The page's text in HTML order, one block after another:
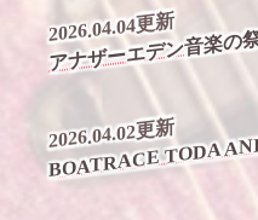
2026.04.04更新
アナザーエデン音楽の
2026.04.02更新
BOATRACE TODA